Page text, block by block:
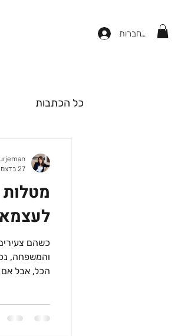
להתחברות
כל הכתבות
כשהם
והמשפחה,
הכל, אבל אם
27 בדצמ׳ 2022